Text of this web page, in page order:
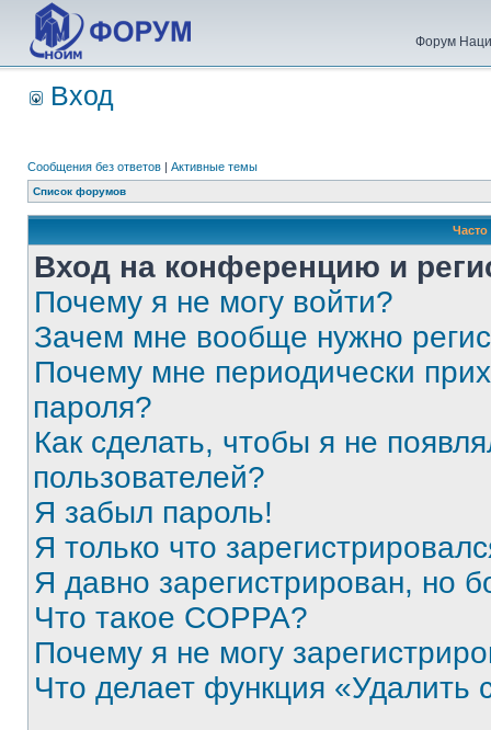
Форум
Вход
Сообщения без ответов | Активные темы
Список форумов
Вход на конференцию и
Почему я не могу войти?
Зачем мне вообще нужно
Почему мне периодически
пароля?
Как сделать, чтобы я не
пользователей?
Я забыл пароль!
Я только что
Я давно зарегистрирован, но
Что такое COPPA?
Почему я не могу
Что делает функция «Удалить